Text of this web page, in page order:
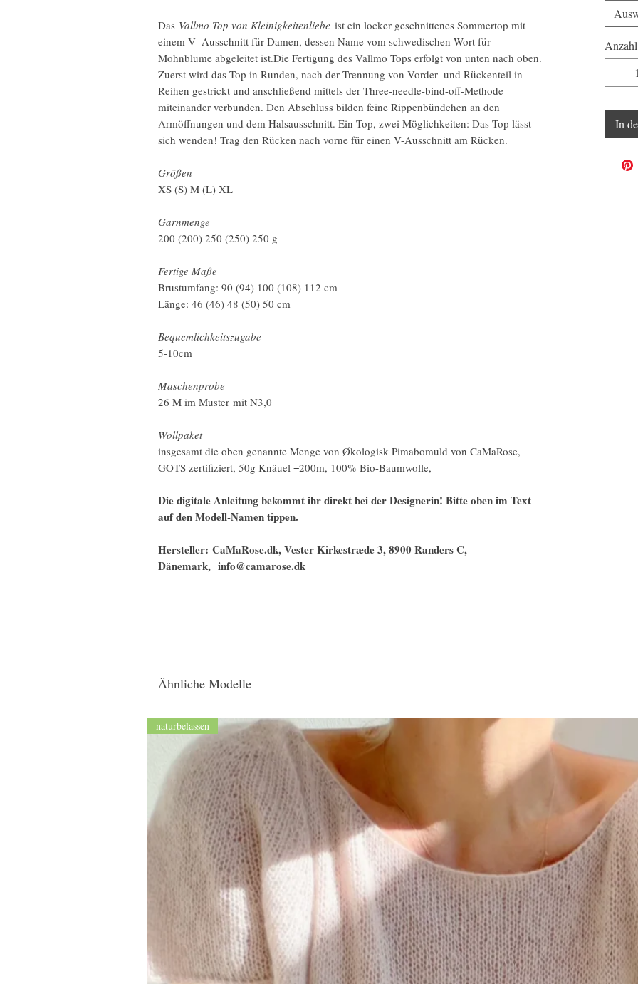
Das Vallmo Top von Kleinigkeitenliebe ist ein locker geschnittenes Sommertop mit
einem V- Ausschnitt für Damen, dessen Name vom schwedischen Wort für
Mohnblume abgeleitet ist.Die Fertigung des Vallmo Tops erfolgt von unten nach oben.
Zuerst wird das Top in Runden, nach der Trennung von Vorder- und Rückenteil in
Reihen gestrickt und anschließend mittels der Three-needle-bind-off-Methode
miteinander verbunden. Den Abschluss bilden feine Rippenbündchen an den
Armöffnungen und dem Halsausschnitt. Ein Top, zwei Möglichkeiten: Das Top lässt
sich wenden! Trag den Rücken nach vorne für einen V-Ausschnitt am Rücken.
Größen
XS (S) M (L) XL
Garnmenge
200 (200) 250 (250) 250 g
Fertige Maße
Brustumfang: 90 (94) 100 (108) 112 cm
Länge: 46 (46) 48 (50) 50 cm
Bequemlichkeitszugabe
5-10cm
Maschenprobe
26 M im Muster mit N3,0
Wollpaket
insgesamt die oben genannte Menge von Økologisk Pimabomuld von CaMaRose,
GOTS zertifiziert, 50g Knäuel =200m, 100% Bio-Baumwolle,
Die digitale Anleitung bekommt ihr direkt bei der Designerin! Bitte oben im Text
auf den Modell-Namen tippen.
Hersteller: CaMaRose.dk, Vester Kirkestræde 3, 8900 Randers C,
Dänemark, info@camarose.dk
Anzahl
In
Ähnliche Modelle
naturbelassen